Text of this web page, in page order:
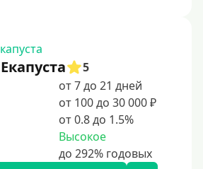
автомобиля
Екапуста
5
от 7 до 21 дней
от 100 до 30 000 ₽
от 0.8 до 1.5%
Высокое